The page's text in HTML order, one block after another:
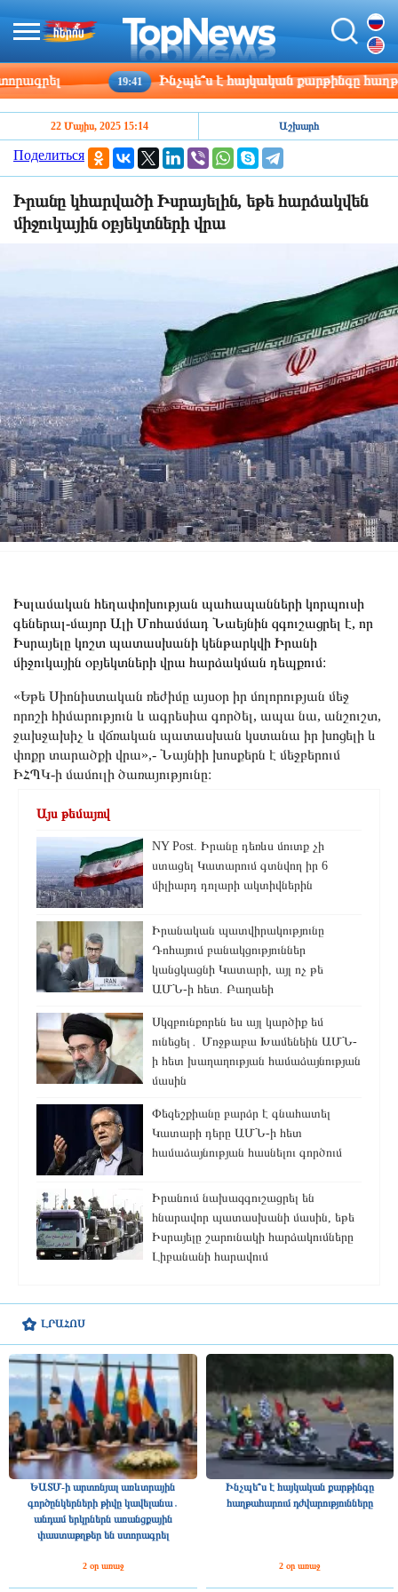
19:41 Ինչպե՞ս է հայկական քարթինգը
ԼՐԱՀՈՍ
ԵԱՏՄ-ի արտոնյալ առևտրային
գործընկերների թիվը կավելանա․
անդամ երկրներն առանցքային
փաստաթղթեր են ստորագրել
2 օր առաջ
Ինչպե՞ս է հայկական քարթինգը
հաղթահարում դժվարությունները
2 օր առաջ
22 Մայիս, 2025 15:14 Աշխարհ
Поделиться
Իրանը կհարվածի Իսրայելին, եթե հարձակվեն
միջուկային օբյեկտների վրա
Իսլամական հեղափոխության պահապանների կորպուսի
գեներալ-մայոր Ալի Մոհամմադ Նաեյնին զգուշացրել է, որ
Իսրայելը կոշտ պատասխանի կենթարկվի Իրանի
միջուկային օբյեկտների վրա հարձակման դեպքում։
«Եթե Սիոնիստական ​​ռեժիմը այսօր իր մոլորության մեջ
որոշի հիմարություն և ագրեսիա գործել, ապա նա, անշուշտ,
ջախջախիչ և վճռական պատասխան կստանա իր խոցելի և
փոքր տարածքի վրա»,- Նայնիի խոսքերն է մեջբերում
ԻՀՊԿ-ի մամուլի ծառայությունը։
Այս թեմայով
NY Post. Իրանը դեռևս մուտք չի
ստացել Կատարում գտնվող իր 6
միլիարդ դոլարի ակտիվներին
Իրանական պատվիրակությունը
Դոհայում բանակցություններ
կանցկացնի Կատարի, այլ ոչ թե
ԱՄՆ-ի հետ. Բաղաեի
Սկզբունքորեն ես այլ կարծիք եմ
ունեցել․ Մոջթաբա Խամենեին ԱՄՆ-
ի հետ խաղաղության համաձայնության
մասին
Փեզեշքիանը բարձր է գնահատել
Կատարի դերը ԱՄՆ-ի հետ
համաձայնության հասնելու գործում
Իրանում նախազգուշացրել են
հնարավոր պատասխանի մասին, եթե
Իսրայելը շարունակի հարձակումները
Լիբանանի հարավում